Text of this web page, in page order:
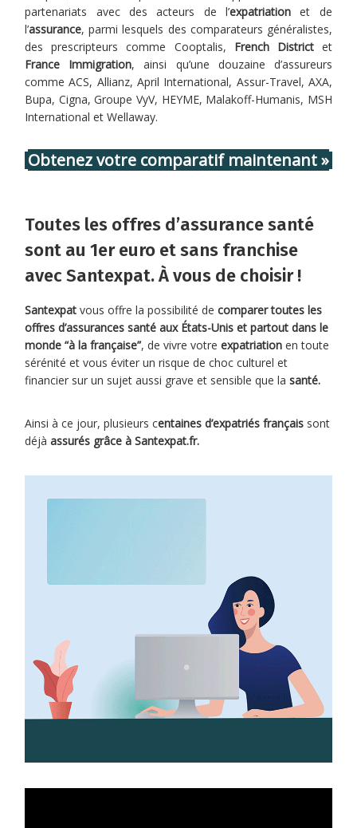
partenariats avec des acteurs de l’expatriation et de
l’assurance, parmi lesquels des comparateurs généralistes,
des prescripteurs comme Cooptalis, French Districtet
France Immigration, ainsi qu’une douzaine d’assureurs
comme ACS, Allianz, April International, Assur-Travel, AXA,
Bupa, Cigna, Groupe VyV, HEYME, Malakoff-Humanis, MSH
International et Wellaway.
Obtenez votre comparatif maintenant »
Toutes les offres d’assurance santé
sont au 1er euro et sans franchise
avec Santexpat. À vous de choisir !
Santexpat vous offre la possibilité decomparer toutes les
offres d’assurances santé aux États-Unis et partout dans le
monde “à la française”, de vivre votreexpatriation en toute
sérénité et vous éviter un risque de choc culturel et
financier sur un sujet aussi grave et sensible que la santé.
Ainsi à ce jour, plusieurs centaines d’expatriés français sont
déjàassurés grâce à Santexpat.fr.